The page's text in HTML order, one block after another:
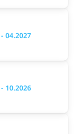
04.2027
10.2026